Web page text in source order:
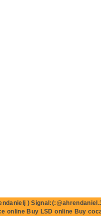
)
online Buy LSD online Buy